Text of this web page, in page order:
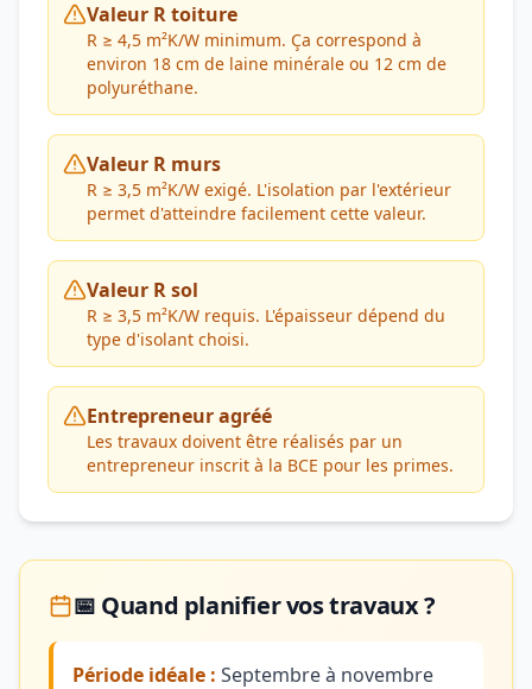
Valeur R toiture
R ≥ 4,5 m²K/W minimum. Ça correspond à
environ 18 cm de laine minérale ou 12 cm de
polyuréthane.
Valeur R murs
R ≥ 3,5 m²K/W exigé. L'isolation par l'extérieur
permet d'atteindre facilement cette valeur.
Valeur R sol
R ≥ 3,5 m²K/W requis. L'épaisseur dépend du
type d'isolant choisi.
Entrepreneur agréé
Les travaux doivent être réalisés par un
entrepreneur inscrit à la BCE pour les primes.
📅 Quand planifier vos travaux ?
Période idéale : Septembre à novembre